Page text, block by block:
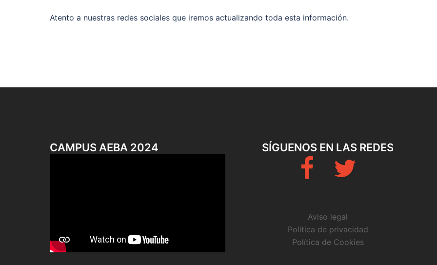
Atento a nuestras redes sociales que iremos actualizando toda esta información.
CAMPUS AEBA 2024 SÍGUENOS EN LAS REDES
Twitter
Aviso legal
Política de privacidad
Política de Cookies